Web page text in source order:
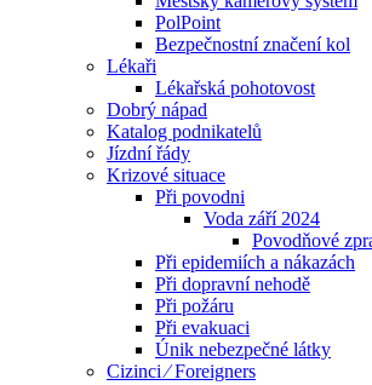
PolPoint
Bezpečnostní značení kol
Lékaři
Lékařská pohotovost
Dobrý nápad
Katalog podnikatelů
Jízdní řády
Krizové situace
Při povodni
Voda září 2024
Povodňové
Při epidemiích a nákazách
Při dopravní nehodě
Při požáru
Při evakuaci
Únik nebezpečné látky
Cizinci ⁄ Foreigners